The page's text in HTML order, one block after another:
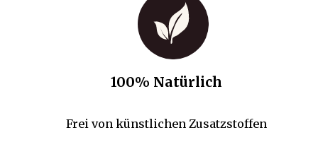
100% Natürlich
Frei von künstlichen Zusatzstoffen